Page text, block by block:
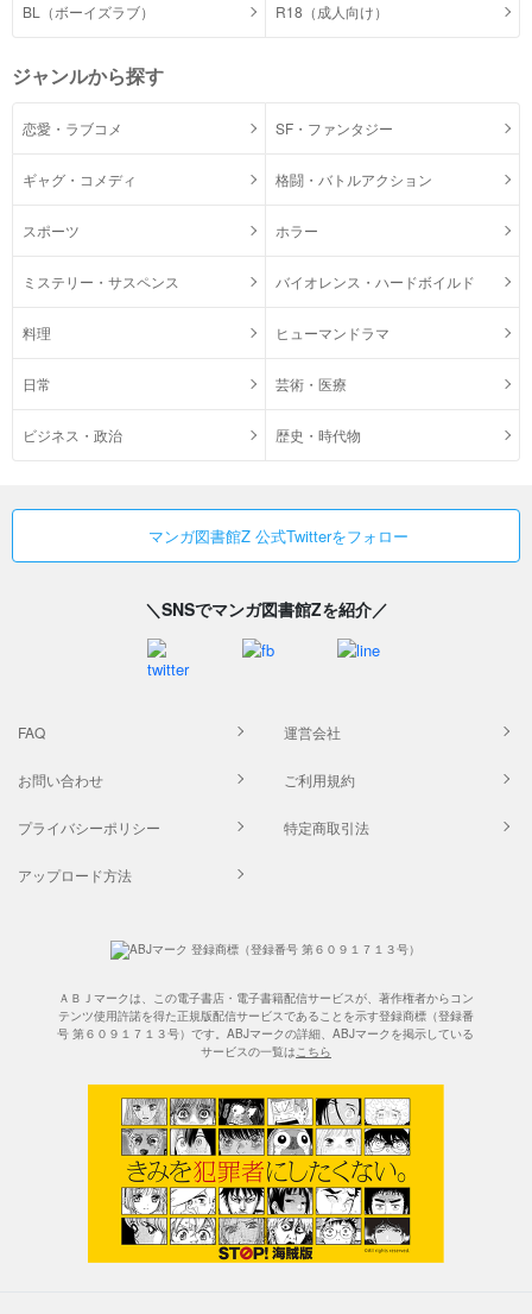
BL（ボーイズラブ） R18（成人向け）
ジャンルから探す
恋愛・ラブコメ SF・ファンタジー
ギャグ・コメディ 格闘・バトルアクション
スポーツ ホラー
ミステリー・サスペンス バイオレンス・ハードボイルド
料理 ヒューマンドラマ
日常 芸術・医療
ビジネス・政治 歴史・時代物
マンガ図書館Z 公式Twitterをフォロー
＼SNSでマンガ図書館Zを紹介／
FAQ 運営会社
お問い合わせ ご利用規約
プライバシーポリシー 特定商取引法
アップロード方法
ＡＢＪマークは、この電子書店・電子書籍配信サービスが、著作権者からコン
テンツ使用許諾を得た正規版配信サービスであることを示す登録商標（登録番
号 第６０９１７１３号）です。ABJマークの詳細、ABJマークを掲示している
サービスの一覧はこちら